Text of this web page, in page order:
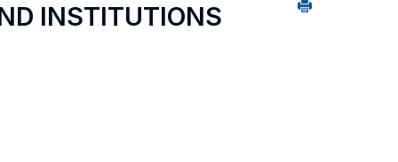
INSTITUTIONS